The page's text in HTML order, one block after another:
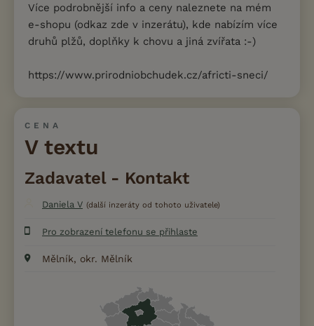
Více podrobnější info a ceny naleznete na mém
e-shopu (odkaz zde v inzerátu), kde nabízím více
druhů plžů, doplňky k chovu a jiná zvířata :-)
https://www.prirodniobchudek.cz/africti-sneci/
CENA
V textu
Zadavatel - Kontakt
Daniela V (další inzeráty od tohoto uživatele)
Pro zobrazení telefonu se přihlaste
Mělník, okr. Mělník